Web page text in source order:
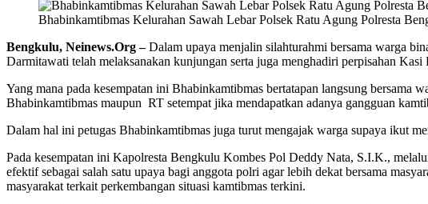
Bhabinkamtibmas Kelurahan Sawah Lebar Polsek Ratu Agung Polresta
Bengkulu, Neinews.Org –Dalam upaya menjalin silahturahmi bersama warga
Darmitawati telah melaksanakan kunjungan serta juga menghadiri perpisahan
Yang mana pada kesempatan ini Bhabinkamtibmas bertatapan langsung bersama
Bhabinkamtibmas maupun RT setempat jika mendapatkan adanya gangguan
Dalam hal ini petugas Bhabinkamtibmas juga turut mengajak warga supaya ikut
Pada kesempatan ini Kapolresta Bengkulu Kombes Pol Deddy Nata, S.I.K.,
efektif sebagai salah satu upaya bagi anggota polri agar lebih dekat bersama
masyarakat terkait perkembangan situasi kamtibmas terkini.